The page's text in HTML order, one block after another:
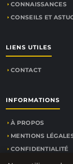
CONNAISSANCES
CONSEILS ET
LIENS UTILES
CONTACT
INFORMATIONS
À PROPOS
MENTIONS
CONFIDENTIALITÉ
PLAN DU SITE